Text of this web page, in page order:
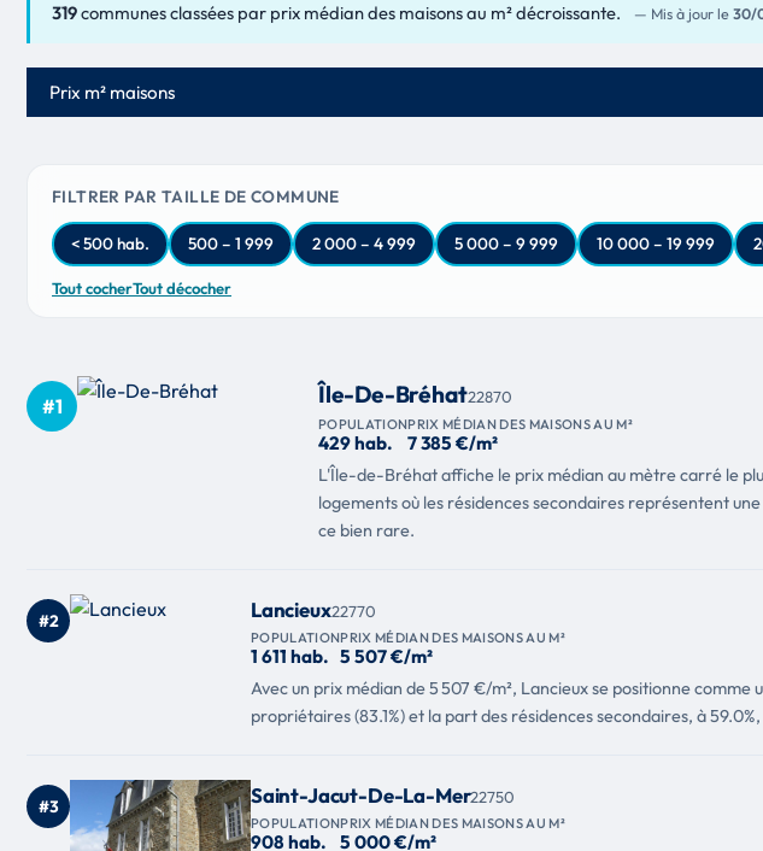
319communes classées par prix médian des maisons au m² décroissante. — Mis à jour le 30/
Critère de classement
FILTRER PAR TAILLE DE COMMUNE
< 500 hab. 500 – 1 999 2 000 – 4 999 5 000 – 9 999 10 000 – 19 999
Tout cocherTout décocher
#1 Île-De-Bréhat22870
POPULATION
429 hab.
PRIX MÉDIAN DES MAISONS AU M²
7 385 €/m²
L'Île-de-Bréhat affiche le prix médian au mètre carré le
logements où les résidences secondaires représentent
ce bien rare.
#2 Lancieux22770
POPULATION
1 611 hab.
PRIX MÉDIAN DES MAISONS AU M²
5 507 €/m²
Avec un prix médian de 5 507 €/m², Lancieux se positionne
propriétaires (83.1%) et la part des résidences secondaires, à
#3 Saint-Jacut-De-La-Mer22750
POPULATION
908 hab.
PRIX MÉDIAN DES MAISONS AU M²
5 000 €/m²